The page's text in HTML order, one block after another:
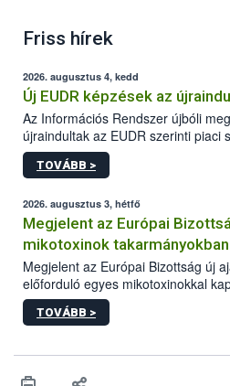
Friss hírek
2026. augusztus 4, kedd
Új EUDR képzések az
Az Információs Rendszer újbóli
újraindultak az EUDR szerinti piaci
képzések.
TOVÁBB >
2026. augusztus 3, hétfő
Megjelent az Európai
mikotoxinok
Megjelent az Európai Bizottság új
előforduló egyes mikotoxinokkal
2027-től új irányértékek
hatályos uniós ajánlások helyébe lép.
TOVÁBB >